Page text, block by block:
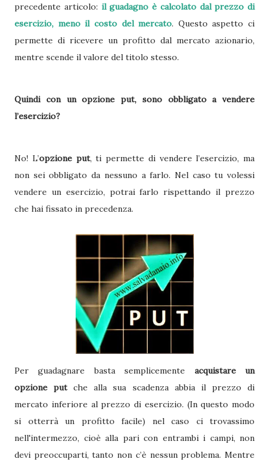
precedente articolo: il guadagno è calcolato dal prezzo di
esercizio, meno il costo del mercato. Questo aspetto ci
permette di ricevere un profitto dal mercato azionario,
mentre scende il valore del titolo stesso.
Quindi con un opzione put, sono obbligato a vendere
l’esercizio?
No! L’opzione put, ti permette di vendere l’esercizio, ma
non sei obbligato da nessuno a farlo. Nel caso tu volessi
vendere un esercizio, potrai farlo rispettando il prezzo
che hai fissato in precedenza.
Per guadagnare basta semplicemente acquistare un
opzione putche alla sua scadenza abbia il prezzo di
mercato inferiore al prezzo di esercizio. (In questo modo
si otterrà un profitto facile) nel caso ci trovassimo
nell'intermezzo, cioè alla pari con entrambi i campi, non
devi preoccuparti, tanto non c’è nessun problema. Mentre